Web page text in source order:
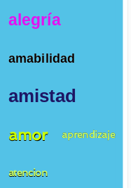
alegría
amabilidad
amistad
amor aprendizaje
atencion